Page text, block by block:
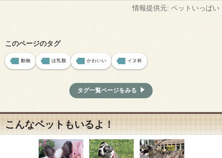
情報提供元: ペットいっぱい
このページのタグ
動物 ほ乳類 かわいい イヌ科
タグ一覧ページをみる
こんなペットもいるよ！